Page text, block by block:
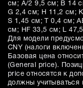
см; A/2 9,5 см; B 14
G 2,4 см; H 11,2 см;
S 1,45 см; T 0,4 см;
см; HF 33,5 см; L
Для модели
CNY (налоги
Базовая цена
(General price).
price относятся к
должны учитываться